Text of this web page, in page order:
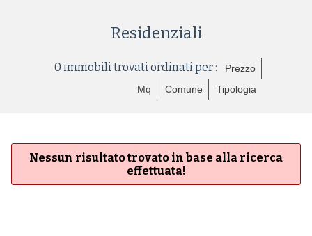
Residenziali
0 immobili trovati ordinati per :
Prezzo
Mq
Comune Tipologia
Nessun risultato trovato in base alla ricerca
effettuata!